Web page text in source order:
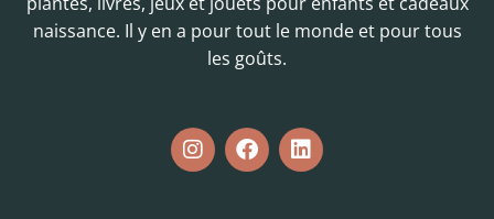
naissance. Il y en a pour tout le monde et pour tous
les goûts.